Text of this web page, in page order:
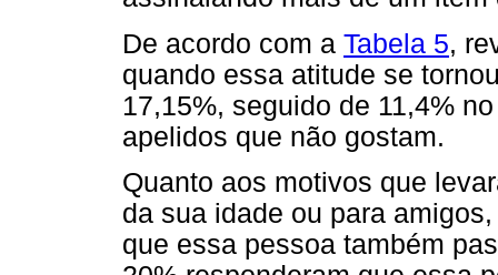
De acordo com a Tabela 5,
quando essa atitude se
17,15%, seguido de 11,4%
apelidos que não gostam.
Quanto aos motivos que
da sua idade ou para
que essa pessoa também